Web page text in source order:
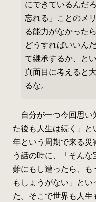
にできているんだ
忘れる」ことのメ
る能力がなかった
どうすればいいん
て継承するか、と
真面目に考えると
るな。
自分が一つ今回思
た後も人生は続く」
年という周期で来る
う話の時に、「そん
難にもし遭ったら、
もしょうがない」と
た。そこで世界も人